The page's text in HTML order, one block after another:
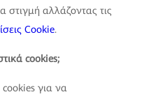
στιγμή αλλάζοντας τις
Cookie.
cookies;
για να